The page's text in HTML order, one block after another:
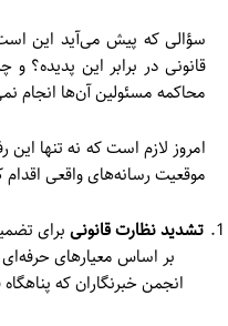
سؤالی که پیش می‌آید این
قانونی در برابر این پدیده؟
محاکمه مسئولین آن‌ها انجام
امروز لازم است که نه تنها این
موقعیت رسانه‌های واقعی
تشدید نظارت قانونیبرای
بر اساس معیارهای
انجمن خبرنگاران که